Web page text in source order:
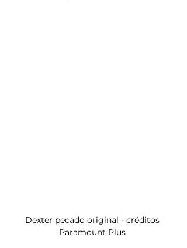
Dexter pecado original - créditos
Paramount Plus